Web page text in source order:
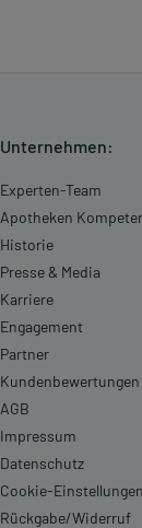
Unternehmen:
Experten-Team
Apotheken
Historie
Presse & Media
Karriere
Engagement
Partner
Kundenbewertungen
AGB
Impressum
Datenschutz
Cookie-Einstellungen
Rückgabe/Widerruf